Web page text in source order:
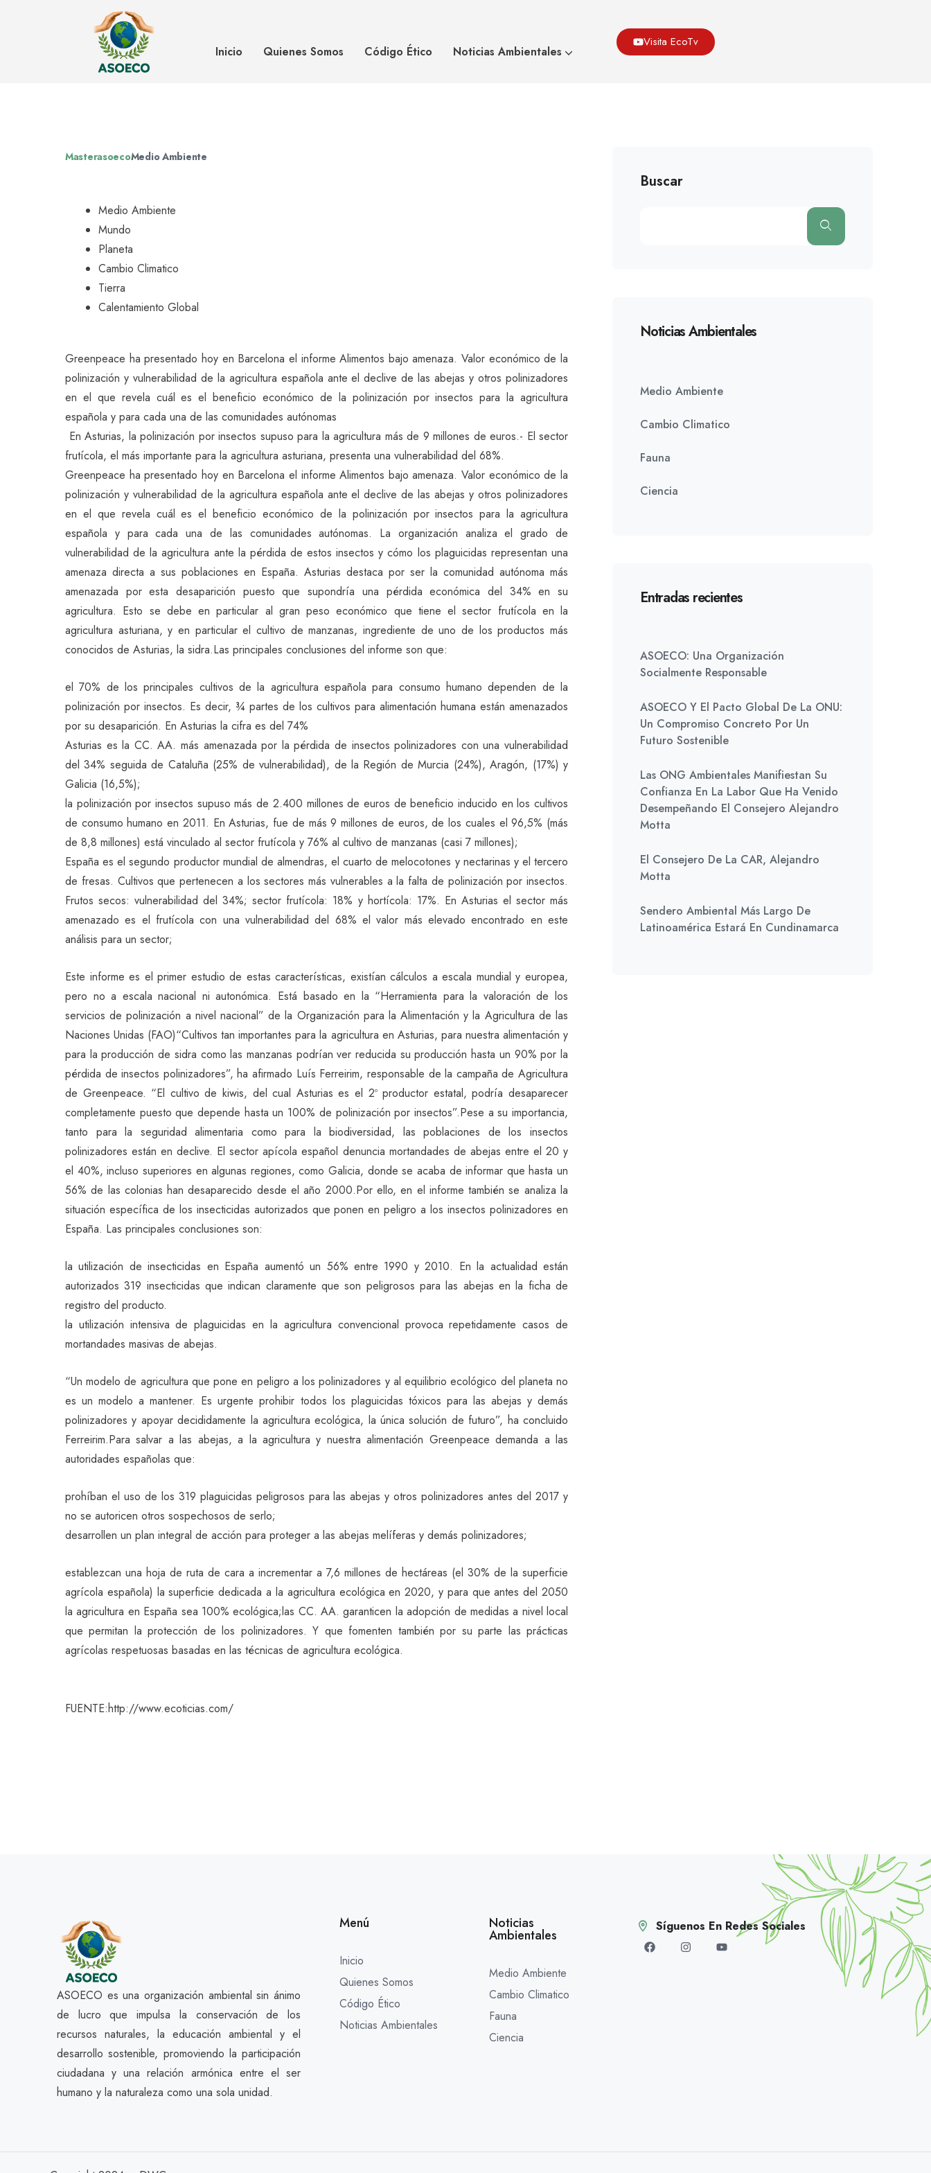
Inicio Quienes Somos Código Ético Noticias Ambientales
Visita EcoTv
Los campos asturianos son los más amenazados por
el actual declive de las abejas
Los Campos Asturianos Son Los Más Amenazados Por El Actual Declive De Las Abejas
MasterasoecoMedio Ambiente
Medio Ambiente
Mundo
Planeta
Cambio Climatico
Tierra
Calentamiento Global
Greenpeace ha presentado hoy en Barcelona el informe Alimentos bajo amenaza. Valor económico de la
polinización y vulnerabilidad de la agricultura española ante el declive de las abejas y otros polinizadores
en el que revela cuál es el beneficio económico de la polinización por insectos para la agricultura
española y para cada una de las comunidades autónomas
En Asturias, la polinización por insectos supuso para la agricultura más de 9 millones de euros.- El sector
frutícola, el más importante para la agricultura asturiana, presenta una vulnerabilidad del 68%.
Greenpeace ha presentado hoy en Barcelona el informe Alimentos bajo amenaza. Valor económico de la
polinización y vulnerabilidad de la agricultura española ante el declive de las abejas y otros polinizadores
en el que revela cuál es el beneficio económico de la polinización por insectos para la agricultura
española y para cada una de las comunidades autónomas. La organización analiza el grado de
vulnerabilidad de la agricultura ante la pérdida de estos insectos y cómo los plaguicidas representan una
amenaza directa a sus poblaciones en España. Asturias destaca por ser la comunidad autónoma más
amenazada por esta desaparición puesto que supondría una pérdida económica del 34% en su
agricultura. Esto se debe en particular al gran peso económico que tiene el sector frutícola en la
agricultura asturiana, y en particular el cultivo de manzanas, ingrediente de uno de los productos más
conocidos de Asturias, la sidra.Las principales conclusiones del informe son que:
el 70% de los principales cultivos de la agricultura española para consumo humano dependen de la
polinización por insectos. Es decir, ¾ partes de los cultivos para alimentación humana están amenazados
por su desaparición. En Asturias la cifra es del 74%
Asturias es la CC. AA. más amenazada por la pérdida de insectos polinizadores con una vulnerabilidad
del 34% seguida de Cataluña (25% de vulnerabilidad), de la Región de Murcia (24%), Aragón, (17%) y
Galicia (16,5%);
la polinización por insectos supuso más de 2.400 millones de euros de beneficio inducido en los cultivos
de consumo humano en 2011. En Asturias, fue de más 9 millones de euros, de los cuales el 96,5% (más
de 8,8 millones) está vinculado al sector frutícola y 76% al cultivo de manzanas (casi 7 millones);
España es el segundo productor mundial de almendras, el cuarto de melocotones y nectarinas y el tercero
de fresas. Cultivos que pertenecen a los sectores más vulnerables a la falta de polinización por insectos.
Frutos secos: vulnerabilidad del 34%; sector frutícola: 18% y hortícola: 17%. En Asturias el sector más
amenazado es el frutícola con una vulnerabilidad del 68% el valor más elevado encontrado en este
análisis para un sector;
Este informe es el primer estudio de estas características, existían cálculos a escala mundial y europea,
pero no a escala nacional ni autonómica. Está basado en la “Herramienta para la valoración de los
servicios de polinización a nivel nacional” de la Organización para la Alimentación y la Agricultura de las
Naciones Unidas (FAO)“Cultivos tan importantes para la agricultura en Asturias, para nuestra alimentación y
para la producción de sidra como las manzanas podrían ver reducida su producción hasta un 90% por la
pérdida de insectos polinizadores”, ha afirmado Luís Ferreirim, responsable de la campaña de Agricultura
de Greenpeace. “El cultivo de kiwis, del cual Asturias es el 2º productor estatal, podría desaparecer
completamente puesto que depende hasta un 100% de polinización por insectos”.Pese a su importancia,
tanto para la seguridad alimentaria como para la biodiversidad, las poblaciones de los insectos
polinizadores están en declive. El sector apícola español denuncia mortandades de abejas entre el 20 y
el 40%, incluso superiores en algunas regiones, como Galicia, donde se acaba de informar que hasta un
56% de las colonias han desaparecido desde el año 2000.Por ello, en el informe también se analiza la
situación específica de los insecticidas autorizados que ponen en peligro a los insectos polinizadores en
España. Las principales conclusiones son:
la utilización de insecticidas en España aumentó un 56% entre 1990 y 2010. En la actualidad están
autorizados 319 insecticidas que indican claramente que son peligrosos para las abejas en la ficha de
registro del producto.
la utilización intensiva de plaguicidas en la agricultura convencional provoca repetidamente casos de
mortandades masivas de abejas.
“Un modelo de agricultura que pone en peligro a los polinizadores y al equilibrio ecológico del planeta no
es un modelo a mantener. Es urgente prohibir todos los plaguicidas tóxicos para las abejas y demás
polinizadores y apoyar decididamente la agricultura ecológica, la única solución de futuro”, ha concluido
Ferreirim.Para salvar a las abejas, a la agricultura y nuestra alimentación Greenpeace demanda a las
autoridades españolas que:
prohíban el uso de los 319 plaguicidas peligrosos para las abejas y otros polinizadores antes del 2017 y
no se autoricen otros sospechosos de serlo;
desarrollen un plan integral de acción para proteger a las abejas melíferas y demás polinizadores;
establezcan una hoja de ruta de cara a incrementar a 7,6 millones de hectáreas (el 30% de la superficie
agrícola española) la superficie dedicada a la agricultura ecológica en 2020, y para que antes del 2050
la agricultura en España sea 100% ecológica;las CC. AA. garanticen la adopción de medidas a nivel local
que permitan la protección de los polinizadores. Y que fomenten también por su parte las prácticas
agrícolas respetuosas basadas en las técnicas de agricultura ecológica.
FUENTE:http://www.ecoticias.com/
Buscar
Noticias Ambientales
Medio Ambiente
Cambio Climatico
Fauna
Ciencia
Entradas recientes
ASOECO: Una Organización
Socialmente Responsable
ASOECO Y El Pacto Global De La ONU:
Un Compromiso Concreto Por Un
Futuro Sostenible
Las ONG Ambientales Manifiestan Su
Confianza En La Labor Que Ha Venido
Desempeñando El Consejero Alejandro
Motta
El Consejero De La CAR, Alejandro
Motta
Sendero Ambiental Más Largo De
Latinoamérica Estará En Cundinamarca
ASOECO es una organización ambiental sin ánimo
de lucro que impulsa la conservación de los
recursos naturales, la educación ambiental y el
desarrollo sostenible, promoviendo la participación
ciudadana y una relación armónica entre el ser
humano y la naturaleza como una sola unidad.
Menú
Inicio
Quienes Somos
Código Ético
Noticias Ambientales
Noticias
Ambientales
Medio Ambiente
Cambio Climatico
Fauna
Ciencia
Síguenos En Redes Sociales